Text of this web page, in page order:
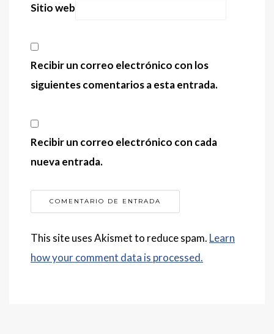
Sitio web
Recibir un correo electrónico con los
siguientes comentarios a esta entrada.
Recibir un correo electrónico con cada
nueva entrada.
This site uses Akismet to reduce spam. Learn
how your comment data is processed.